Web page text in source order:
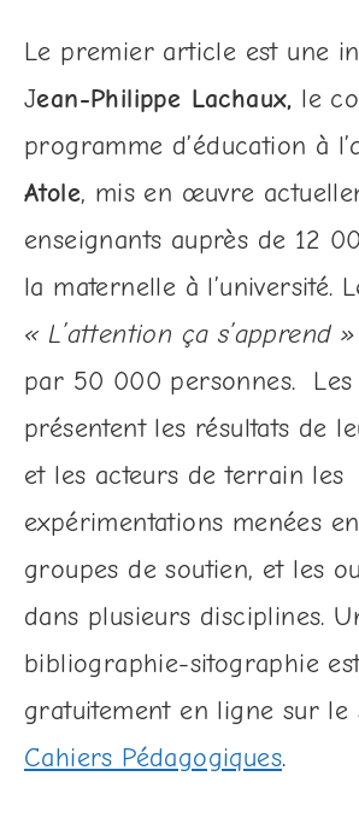
Le premier article est une
Jean-Philippe Lachaux, le
programme d’éducation à
Atole, mis en œuvre
enseignants auprès de 12
la maternelle à l’université.
« L’attention ça s’apprend »
par 50 000 personnes. Les
présentent les résultats de
et les acteurs de terrain les
expérimentations menées
groupes de soutien, et les
dans plusieurs disciplines.
bibliographie-sitographie
gratuitement en ligne sur le
Cahiers Pédagogiques.